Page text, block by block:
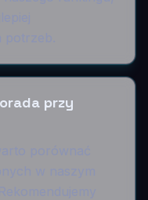
przy